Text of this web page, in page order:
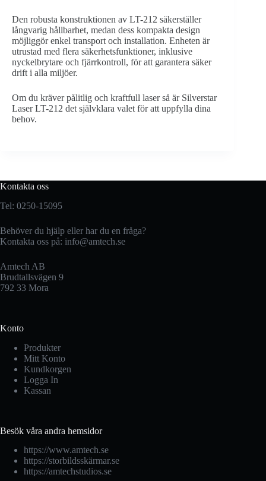
Den robusta konstruktionen av LT-212 säkerställer
långvarig hållbarhet, medan dess kompakta design
möjliggör enkel transport och installation. Enheten är
utrustad med flera säkerhetsfunktioner, inklusive
nyckelbrytare och fjärrkontroll, för att garantera säker
drift i alla miljöer.
Om du kräver pålitlig och kraftfull laser så är Silverstar
Laser LT-212 det självklara valet för att uppfylla dina
behov.
Kontakta oss
Tel: 0250-15095
Behöver du hjälp eller har du en fråga?
Kontakta oss på: info@amtech.se
Amtech AB
Brudtallsvägen 9
792 33 Mora
Konto
Produkter
Mitt Konto
Kundkorgen
Logga In
Kassan
Besök våra andra hemsidor
https://www.amtech.se
https://storbildsskärmar.se
https://amtechstudios.se